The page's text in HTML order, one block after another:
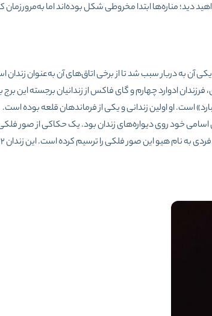
دید؛ مناره‌ها ابتدا مخروطی شکل بوده‌اند اما
آن به دربار سبب شد تا از برخی اتاق‌های آن به‌عنوان
ادوارد چهارم و گای فاکس از زندانیان برجسته این برج
است. او اولین زندانی و یکی از فرماندهان قلعه بوده است.
خود روی دیواره‌های زندان بود. یک حکاکی از صور فلکی